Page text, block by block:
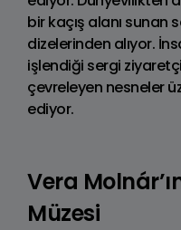
bir kaçış alanı sunan
dizelerinden alıyor.
işlendiği sergi
çevreleyen nesneler
ediyor.
Vera
Müzesi